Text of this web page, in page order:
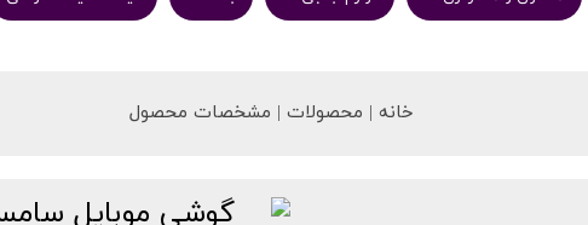
خانه | محصولات | مشخصات محصول